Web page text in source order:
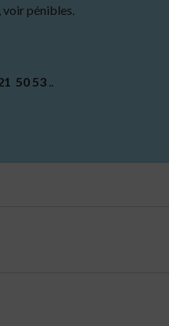
voir pénibles.
50 53 ..